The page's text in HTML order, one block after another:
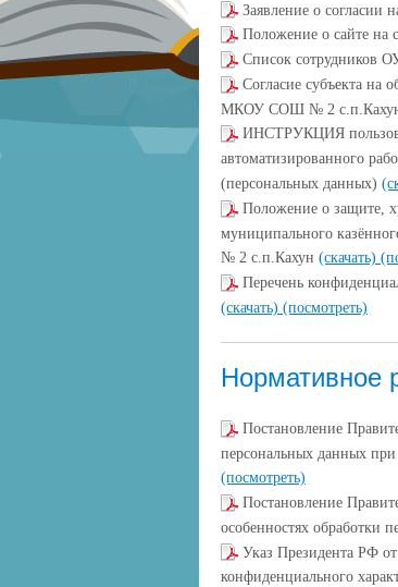
Заявление о согласии
Положение о сайте на
Список сотрудников
Согласие субъекта на
МКОУ СОШ № 2
ИНСТРУКЦИЯ
автоматизированного
(персональных данных)
Положение о защите,
муниципального
№ 2 с.п.Кахун (скачать)
Перечень
(скачать) (посмотреть)
Нормативное
Постановление
персональных данных
(посмотреть)
Постановление
особенностях обработки
Указ Президента РФ
конфиденциального